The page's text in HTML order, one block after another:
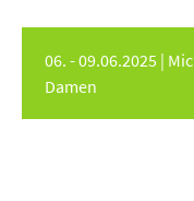
06. - 09.06.2025 |
Damen